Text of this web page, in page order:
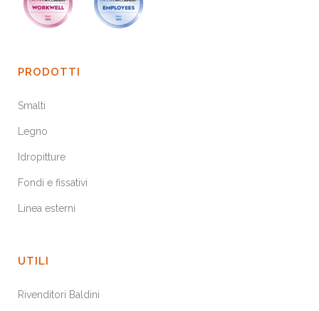
PRODOTTI
Smalti
Legno
Idropitture
Fondi e fissativi
Linea esterni
UTILI
Rivenditori Baldini